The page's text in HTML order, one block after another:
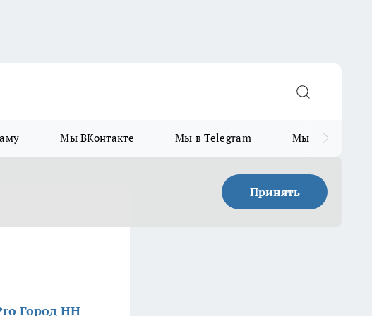
Мы ВКонтакте Мы в Telegram Мы в MAX
Принять
Город НН